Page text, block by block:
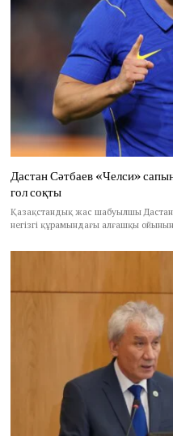
Дастан Сәтбаев «Челси»
гол соқты
Қазақстандық жас шабуылшы
негізгі құрамындағы алғашқы